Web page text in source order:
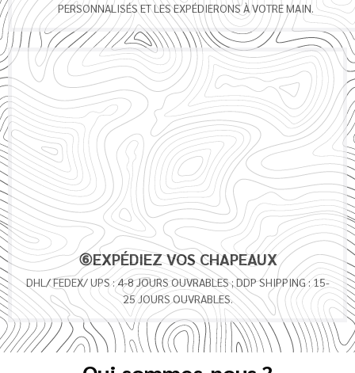
NOUS COMPLÉTERONS VOTRE COMMANDE DE CHAPEAUX
PERSONNALISÉS ET LES EXPÉDIERONS À VOTRE MAIN.
⑥EXPÉDIEZ VOS CHAPEAUX
DHL/ FEDEX/ UPS : 4-8 JOURS OUVRABLES ; DDP SHIPPING : 15-25
JOURS OUVRABLES.
Qui sommes-nous ?
Fabricant chinois de chapeaux à
corde originaux